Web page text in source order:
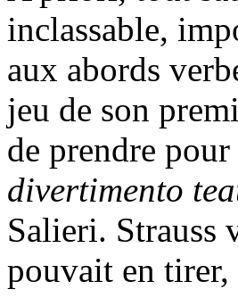
inclassable,
aux abords
jeu de son
de prendre
divertimento
Salieri.
pouvait en